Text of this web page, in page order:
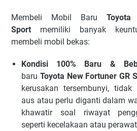
Membeli Mobil Baru
Sport memiliki banyak
membeli mobil bekas:
Kondisi 100% Baru &
baru Toyota New Fortuner GR
kerusakan tersembunyi,
aus atau perlu diganti dalam
khawatir soal riwayat
seperti kecelakaan atau